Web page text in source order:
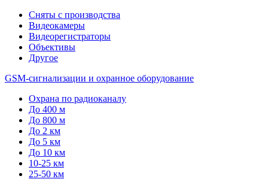
Сняты с производства
Видеокамеры
Видеорегистраторы
Объективы
Другое
GSM-сигнализации и охранное оборудование
Охрана по радиоканалу
До 400 м
До 800 м
До 2 км
До 5 км
До 10 км
10-25 км
25-50 км